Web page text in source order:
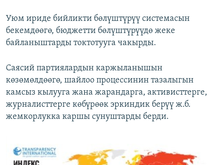
Уюм ириде бийликти бөлүштүрүү системасын
бекемдөөгө, бюджетти бөлүштүрүүдө жеке
байланыштарды токтотууга чакырды.
Саясий партиялардын каржыланышын
көзөмөлдөөгө, шайлоо процессинин тазалыгын
камсыз кылууга жана жарандарга, активисттерге,
журналисттерге көбүрөөк эркиндик берүү ж.б.
жемкорлукка каршы сунуштарды берди.